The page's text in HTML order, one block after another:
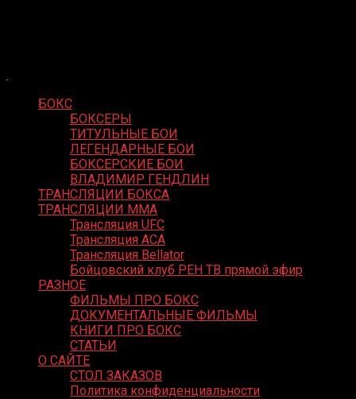
БОКС
БОКСЕРЫ
ТИТУЛЬНЫЕ БОИ
ЛЕГЕНДАРНЫЕ БОИ
БОКСЕРСКИЕ БОИ
ВЛАДИМИР ГЕНДЛИН
ТРАНСЛЯЦИИ БОКСА
ТРАНСЛЯЦИИ MMA
Трансляция UFC
Трансляция ACA
Трансляция Bellator
Бойцовский клуб РЕН ТВ прямой эфир
РАЗНОЕ
ФИЛЬМЫ ПРО БОКС
ДОКУМЕНТАЛЬНЫЕ ФИЛЬМЫ
КНИГИ ПРО БОКС
СТАТЬИ
О САЙТЕ
СТОЛ ЗАКАЗОВ
Политика конфиденциальности